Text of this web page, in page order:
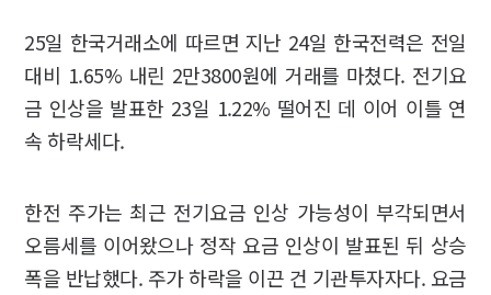
25일 한국거래소에 따르면 지난 24일 한국전력은 전일
대비 1.65% 내린 2만3800원에 거래를 마쳤다. 전기요
금 인상을 발표한 23일 1.22% 떨어진 데 이어 이틀 연
속 하락세다.
한전 주가는 최근 전기요금 인상 가능성이 부각되면서
오름세를 이어왔으나 정작 요금 인상이 발표된 뒤 상승
폭을 반납했다. 주가 하락을 이끈 건 기관투자자다. 요금